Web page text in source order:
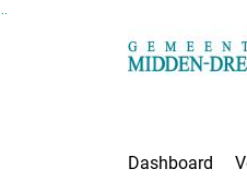
Dashboard